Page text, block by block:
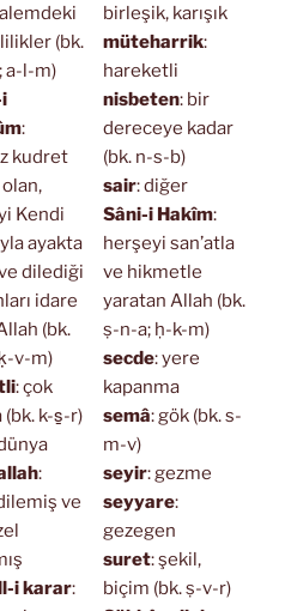
(bk.
a-l-m)
:
kudret
Kendi
ayakta
dilediği
idare
(bk.
v-m)
: çok
(bk. k-s̱-r)
:
ve
i karar:
birleşik, karışık
müteharrik:
hareketli
nisbeten: bir
dereceye kadar
(bk. n-s-b)
sair: diğer
Sâni-i Hakîm:
herşeyi san’atla
ve hikmetle
yaratan Allah (bk.
ṣ-n-a; ḥ-k-m)
secde: yere
kapanma
semâ: gök (bk. s-
m-v)
seyir: gezme
seyyare:
gezegen
suret: şekil,
biçim (bk. ṣ-v-r)